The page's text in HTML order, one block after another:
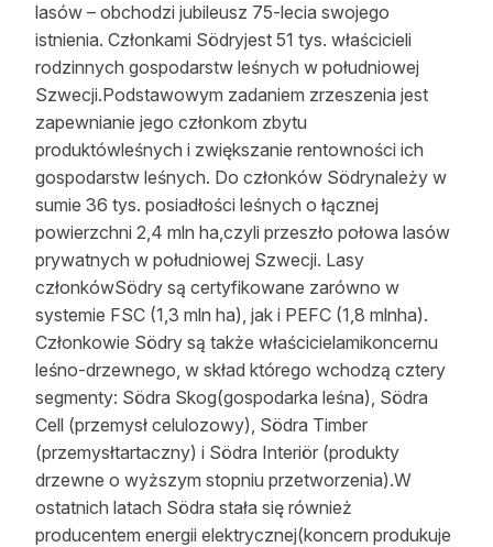
lasów – obchodzi jubileusz 75-lecia swojego
istnienia. Członkami Södryjest 51 tys. właścicieli
rodzinnych gospodarstw leśnych w południowej
Szwecji.Podstawowym zadaniem zrzeszenia jest
zapewnianie jego członkom zbytu
produktówleśnych i zwiększanie rentowności ich
gospodarstw leśnych. Do członków Södrynależy w
sumie 36 tys. posiadłości leśnych o łącznej
powierzchni 2,4 mln ha,czyli przeszło połowa lasów
prywatnych w południowej Szwecji. Lasy
członkówSödry są certyfikowane zarówno w
systemie FSC (1,3 mln ha), jak i PEFC (1,8 mlnha).
Członkowie Södry są także właścicielamikoncernu
leśno-drzewnego, w skład którego wchodzą cztery
segmenty: Södra Skog(gospodarka leśna), Södra
Cell (przemysł celulozowy), Södra Timber
(przemysłtartaczny) i Södra Interiör (produkty
drzewne o wyższym stopniu przetworzenia).W
ostatnich latach Södra stała się również
producentem energii elektrycznej(koncern produkuje